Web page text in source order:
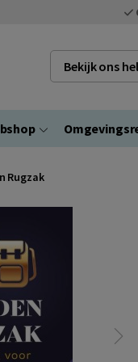
Bekijk ons
Rugzak